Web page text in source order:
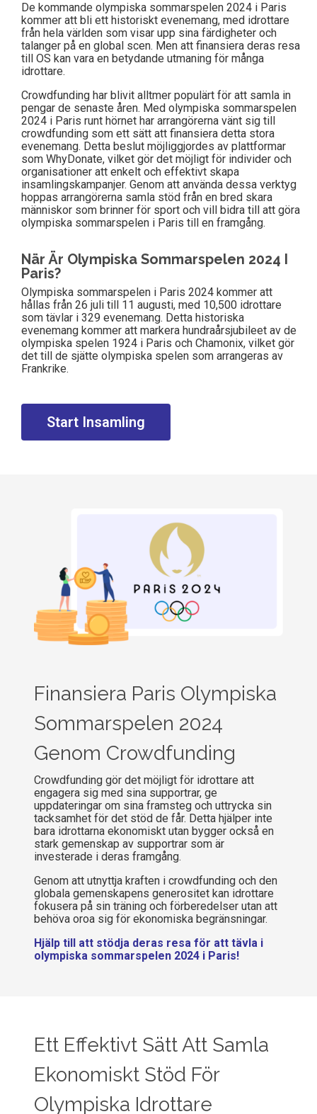
De kommande olympiska sommarspelen 2024 i Paris
kommer att bli ett historiskt evenemang, med idrottare
från hela världen som visar upp sina färdigheter och
talanger på en global scen. Men att finansiera deras resa
till OS kan vara en betydande utmaning för många
idrottare.
Crowdfunding har blivit alltmer populärt för att samla in
pengar de senaste åren. Med olympiska sommarspelen
2024 i Paris runt hörnet har arrangörerna vänt sig till
crowdfunding som ett sätt att finansiera detta stora
evenemang. Detta beslut möjliggjordes av plattformar
som WhyDonate, vilket gör det möjligt för individer och
organisationer att enkelt och effektivt skapa
insamlingskampanjer. Genom att använda dessa verktyg
hoppas arrangörerna samla stöd från en bred skara
människor som brinner för sport och vill bidra till att göra
olympiska sommarspelen i Paris till en framgång.
När Är Olympiska Sommarspelen 2024 I
Paris?
Olympiska sommarspelen i Paris 2024 kommer att
hållas från 26 juli till 11 augusti, med 10,500 idrottare
som tävlar i 329 evenemang. Detta historiska
evenemang kommer att markera hundraårsjubileet av de
olympiska spelen 1924 i Paris och Chamonix, vilket gör
det till de sjätte olympiska spelen som arrangeras av
Frankrike.
Start Insamling
Finansiera Paris Olympiska
Sommarspelen 2024
Genom Crowdfunding
Crowdfunding gör det möjligt för idrottare att
engagera sig med sina supportrar, ge
uppdateringar om sina framsteg och uttrycka sin
tacksamhet för det stöd de får. Detta hjälper inte
bara idrottarna ekonomiskt utan bygger också en
stark gemenskap av supportrar som är
investerade i deras framgång.
Genom att utnyttja kraften i crowdfunding och den
globala gemenskapens generositet kan idrottare
fokusera på sin träning och förberedelser utan att
behöva oroa sig för ekonomiska begränsningar.
Hjälp till att stödja deras resa för att tävla i
olympiska sommarspelen 2024 i Paris!
Ett Effektivt Sätt Att Samla
Ekonomiskt Stöd För
Olympiska Idrottare